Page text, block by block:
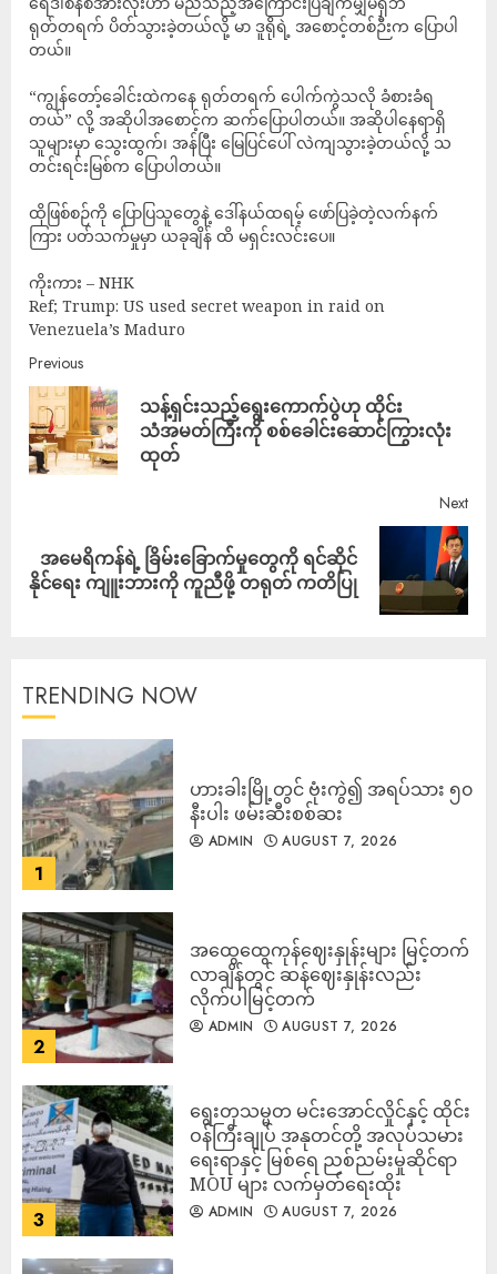
ရုတ်တရက် ပိတ်သွားခဲ့တယ်လို့ မာ ဒူရိုရဲ့ အစောင့်တစ်ဉီးက ပြောပါ
တယ်။
“ကျွန်တော့်ခေါင်းထဲကနေ ရုတ်တရက် ပေါက်ကွဲသလို ခံစားခံရ
တယ်” လို့ အဆိုပါအစောင့်က ဆက်ပြောပါတယ်။ အဆိုပါနေရာရှိ
သူများမှာ သွေးထွက်၊ အန်ပြီး မြေပြင်ပေါ် လဲကျသွားခဲ့တယ်လို့ သ
တင်းရင်းမြစ်က ပြောပါတယ်။
ထိုဖြစ်စဉ်ကို ပြောပြသူတွေနဲ့ ဒေါ်နယ်ထရမ့် ဖော်ပြခဲ့တဲ့လက်နက်
ကြား ပတ်သက်မှုမှာ ယခုချိန် ထိ မရှင်းလင်းပေ။
ကိုးကား – NHK
Ref; Trump: US used secret weapon in raid on
Venezuela’s Maduro
Previous
သန့်ရှင်းသည့်ရွေးကောက်ပွဲဟု ထိုင်း
သံအမတ်ကြီးကို စစ်ခေါင်းဆောင်ကြွားလုံး
ထုတ်
Next
အမေရိကန်ရဲ့ ခြိမ်းခြောက်မှုတွေကို ရင်ဆိုင်
နိုင်ရေး ကျူးဘားကို ကူညီဖို့ တရုတ် ကတိပြု
TRENDING NOW
1
ဟားခါးမြို့တွင် ဗုံးကွဲ၍ အရပ်သား ၅၀
နီးပါး ဖမ်းဆီးစစ်ဆး
ADMIN AUGUST 7, 2026
2
အထွေထွေကုန်ဈေးနှုန်းများ မြင့်တက်
လာချိန်တွင် ဆန်ဈေးနှုန်းလည်း
လိုက်ပါမြင့်တက်
ADMIN AUGUST 7, 2026
3
ရွေးတုသမ္မတ မင်းအောင်လှိုင်နှင့် ထိုင်း
ဝန်ကြီးချုပ် အနုတင်တို့ အလုပ်သမား
ရေးရာနှင့် မြစ်ရေ ညစ်ညမ်းမှုဆိုင်ရာ
MOU များ လက်မှတ်ရေးထိုး
ADMIN AUGUST 7, 2026